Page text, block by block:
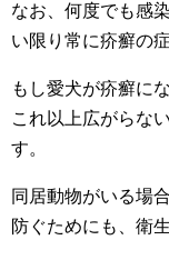
なお、何度でも感
い限り常に疥癬の
もし愛犬が疥癬に
これ以上広がらな
す。
同居動物がいる場
防ぐためにも、衛